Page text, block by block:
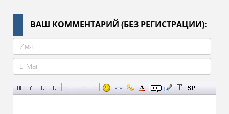
ВАШ КОММЕНТАРИЙ (БЕЗ РЕГИСТРАЦИИ):